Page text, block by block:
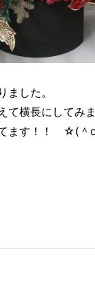
した。
横長にしてみま
てます！！ ☆(